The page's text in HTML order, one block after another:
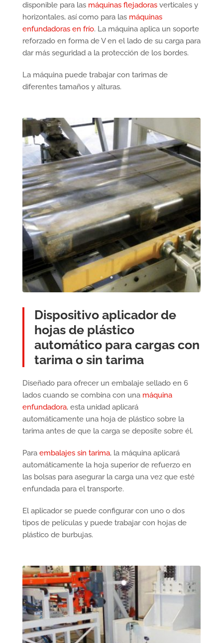
disponible para las máquinas flejadorasverticales y
horizontales, así como para las máquinas
enfundadoras en frío. La máquina aplica un soporte
reforzado en forma de V en el lado de su carga para
dar más seguridad a la protección de los bordes.
La máquina puede trabajar con tarimas de
diferentes tamaños y alturas.
Dispositivo aplicador de
hojas de plástico
automático para cargas con
tarima o sin tarima
Diseñado para ofrecer un embalaje sellado en 6
lados cuando se combina con una máquina
enfundadora, esta unidad aplicará
automáticamente una hoja de plástico sobre la
tarima antes de que la carga se deposite sobre él.
Para embalajes sin tarima, la máquina aplicará
automáticamente la hoja superior de refuerzo en
las bolsas para asegurar la carga una vez que esté
enfundada para el transporte.
El aplicador se puede configurar con uno o dos
tipos de películas y puede trabajar con hojas de
plástico de burbujas.